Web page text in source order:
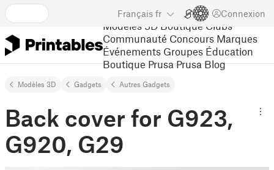
Français fr Connexion
Modèles 3D Boutique Clubs
Communauté Concours Marques
Événements Groupes Éducation
Boutique Prusa Prusa Blog
Modèles 3D Gadgets Autres Gadgets
Back cover for G923,
G920, G29